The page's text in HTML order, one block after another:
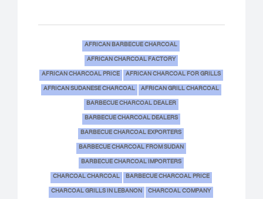
AFRICAN BARBECUE CHARCOAL
AFRICAN CHARCOAL FACTORY
AFRICAN CHARCOAL FOR GRILLS
AFRICAN CHARCOAL PRICE
AFRICAN GRILL CHARCOAL
AFRICAN SUDANESE CHARCOAL
BARBECUE CHARCOAL DEALER
BARBECUE CHARCOAL DEALERS
BARBECUE CHARCOAL EXPORTERS
BARBECUE CHARCOAL FROM SUDAN
BARBECUE CHARCOAL IMPORTERS
BARBECUE CHARCOAL PRICE
CHARCOAL CHARCOAL
CHARCOAL COMPANY
CHARCOAL GRILLS IN LEBANON